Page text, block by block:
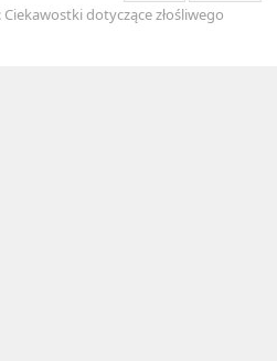
Ciekawostki dotyczące złośliwego